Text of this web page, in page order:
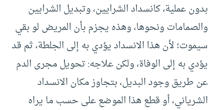
بدون عملية، كانسداد الشرايين، وتبديل الشرايين
والصمامات ونحوها، وهذه يجزم بأن المريض لو بقي
سيموت؛ لأن هذا الانسداد يؤدي به إلى الجلطة، ثم قد
يؤدي به إلى الوفاة، ولكن علاجه: تحويل مجرى الدم
عن طريق وجود البديل، بتجاوز مكان الانسداد
الشرياني، أو قطع هذا الموضع على حسب ما يراه